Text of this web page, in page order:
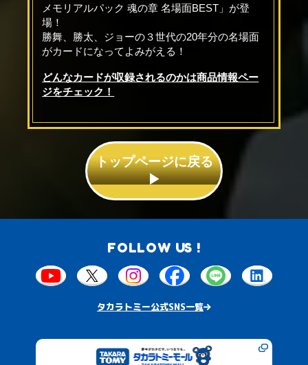
メモリアルパック 魂の章 名場面BEST」が登
場！
勝舞、勝太、ジョーの３世代の20年分の名場面
がカードになってよみがえる！
どんなカードが収録されるのかは商品情報ペー
ジをチェック！
トップページに戻る
▶
FOLLOW US !
タカラトミー公式SNS一覧